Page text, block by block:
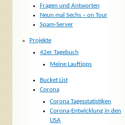
Fragen und Antworten
Neun mal Sechs – on Tour
Spam-Server
Projekte
42er Tagebuch
Meine Lauftipps
Bucket List
Corona
Corona Tagesstatistiken
Corona-Entwicklung in den
USA